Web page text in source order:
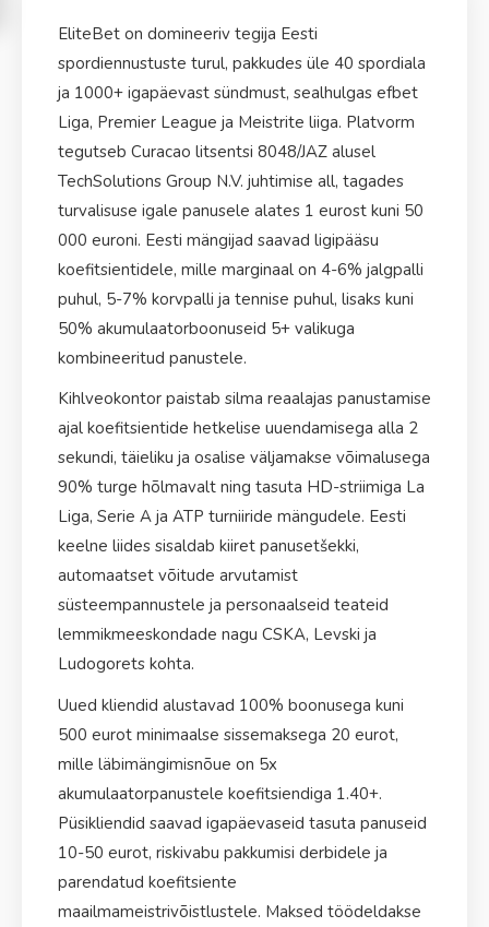
Vinícius
PARIM MÄNGIJA MM 2026
Bellingham
Mbappé 7.50
Yamal 8.00
FINAALI PÄÄS MM 2026
Spain 2.50
France
England
EliteBet on domineeriv tegija Eesti
spordiennustuste turul, pakkudes üle 40 spordiala
ja 1000+ igapäevast sündmust, sealhulgas efbet
Liga, Premier League ja Meistrite liiga. Platvorm
tegutseb Curacao litsentsi 8048/JAZ alusel
TechSolutions Group N.V. juhtimise all, tagades
turvalisuse igale panusele alates 1 eurost kuni 50
000 euroni. Eesti mängijad saavad ligipääsu
koefitsientidele, mille marginaal on 4-6% jalgpalli
puhul, 5-7% korvpalli ja tennise puhul, lisaks kuni
50% akumulaatorboonuseid 5+ valikuga
kombineeritud panustele.
Kihlveokontor paistab silma reaalajas panustamise
ajal koefitsientide hetkelise uuendamisega alla 2
sekundi, täieliku ja osalise väljamakse võimalusega
90% turge hõlmavalt ning tasuta HD-striimiga La
Liga, Serie A ja ATP turniiride mängudele. Eesti
keelne liides sisaldab kiiret panusetšekki,
automaatset võitude arvutamist
süsteempannustele ja personaalseid teateid
lemmikmeeskondade nagu CSKA, Levski ja
Ludogorets kohta.
Uued kliendid alustavad 100% boonusega kuni
500 eurot minimaalse sissemaksega 20 eurot,
mille läbimängimisnõue on 5x
akumulaatorpanustele koefitsiendiga 1.40+.
Püsikliendid saavad igapäevaseid tasuta panuseid
10-50 eurot, riskivabu pakkumisi derbidele ja
parendatud koefitsiente
maailmameistrivõistlustele. Maksed töödeldakse